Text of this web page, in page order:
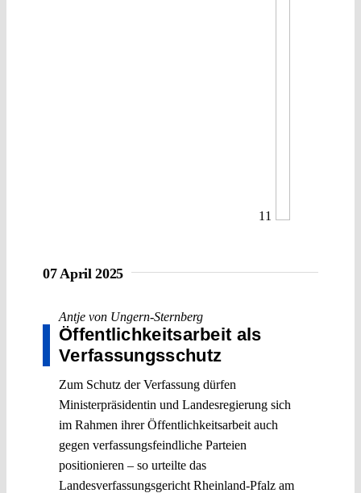
11
07 April 2025
Antje von Ungern-Sternberg
Öffentlichkeitsarbeit als
Verfassungsschutz
Zum Schutz der Verfassung dürfen
Ministerpräsidentin und Landesregierung sich
im Rahmen ihrer Öffentlichkeitsarbeit auch
gegen verfassungsfeindliche Parteien
positionieren – so urteilte das
Landesverfassungsgericht Rheinland-Pfalz am